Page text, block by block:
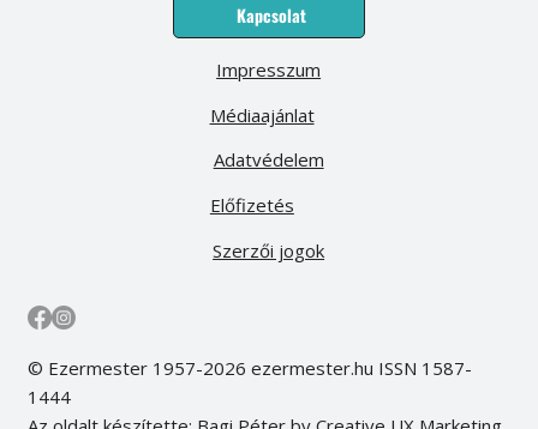
Kapcsolat
Médiaajánlat
Előfizetés
Impresszum
Adatvédelem
Szerzői jogok
© Ezermester 1957-2026 ezermester.hu ISSN 1587-
1444